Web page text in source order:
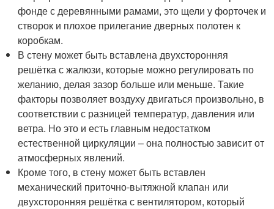
фонде с деревянными рамами, это щели у форточек и
створок и плохое прилегание дверных полотен к
коробкам.
В стену может быть вставлена двухсторонняя
решётка с жалюзи, которые можно регулировать по
желанию, делая зазор больше или меньше. Такие
факторы позволяет воздуху двигаться произвольно, в
соответствии с разницей температур, давления или
ветра. Но это и есть главным недостатком
естественной циркуляции – она полностью зависит от
атмосферных явлений.
Кроме того, в стену может быть вставлен
механический приточно-вытяжной клапан или
двухсторонняя решётка с вентилятором, который